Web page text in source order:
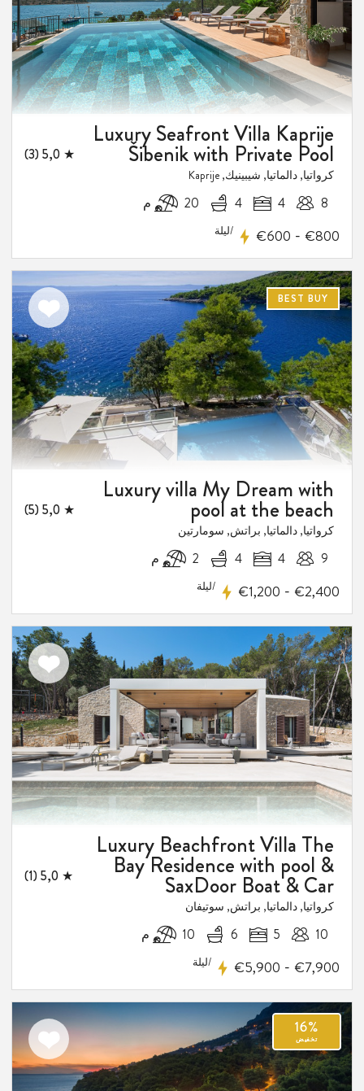
Luxury Seafront Villa Kaprije
Šibenik with Private Pool
★ 5,0 (3)
كرواتيا, دالماتيا, شيبينيك, Kaprije
8
4
4 20 م
€600 - €800 /ليلة
اضف
الى
المفضلة
BEST BUY
Luxury villa My Dream with
pool at the beach
★ 5,0 (5)
كرواتيا, دالماتيا, براتش, سومارتين
9
4
4 2 م
€1,200 - €2,400 /ليلة
اضف
الى
المفضلة
Luxury Beachfront Villa The
Bay Residence with pool &
SaxDoor Boat & Car
★ 5,0 (1)
كرواتيا, دالماتيا, براتش, سوتيفان
10
5
6 10 م
€5,900 - €7,900 /ليلة
اضف
الى
المفضلة